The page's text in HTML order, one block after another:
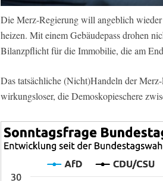
Die Merz-Regierung will angeblich
heizen. Mit einem Gebäudepass drohen
Bilanzpflicht für die Immobilie, die am
Das tatsächliche (Nicht)Handeln der
wirkungsloser, die Demoskopieschere